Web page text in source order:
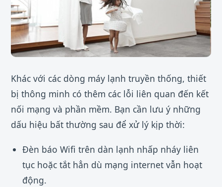
Khác với các dòng máy lạnh truyền thống, thiết
bị thông minh có thêm các lỗi liên quan đến kết
nối mạng và phần mềm. Bạn cần lưu ý những
dấu hiệu bất thường sau để xử lý kịp thời:
Đèn báo Wifi trên dàn lạnh nhấp nháy liên
tục hoặc tắt hẳn dù mạng internet vẫn hoạt
động.